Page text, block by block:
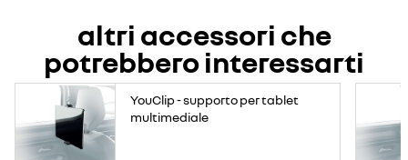
altri accessori che
potrebbero interessarti
YouClip - supporto per tablet
multimediale